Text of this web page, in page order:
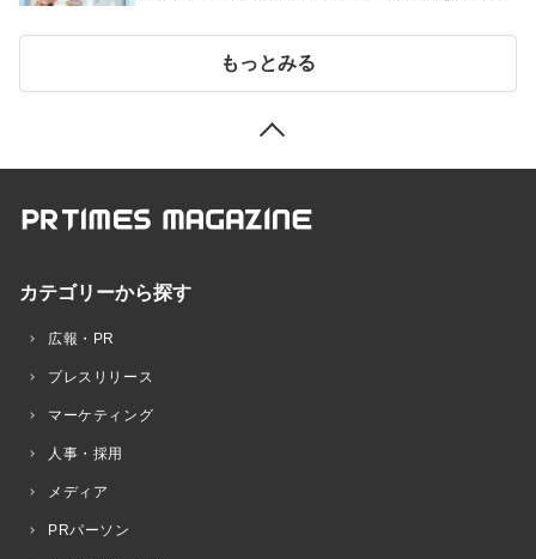
もっとみる
カテゴリーから探す
広報・PR
プレスリリース
マーケティング
人事・採用
メディア
PRパーソン